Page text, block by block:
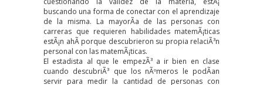
buscando una forma de conectar con el aprendizaje
de la misma. La mayorÃ­a de las personas con
carreras que requieren habilidades matemÃ¡ticas
estÃ¡n ahÃ­ porque descubrieron su propia relaciÃ³n
personal con las matemÃ¡ticas.
El estadista al que le empezÃ³ a ir bien en clase
cuando descubriÃ³ que los nÃºmeros le podÃ­an
servir para medir la cantidad de personas con